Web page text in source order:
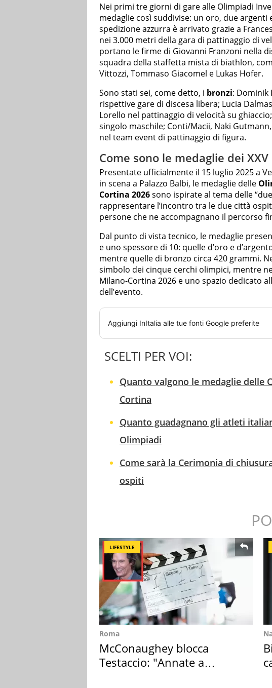
Nei primi tre giorni di gare alle Olimpiadi
medaglie così suddivise: un oro, due argenti
spedizione azzurra è arrivato grazie a
nei 3.000 metri della gara di pattinaggio di
portano le firme di Giovanni Franzoni nella
squadra della staffetta mista di biathlon,
Vittozzi, Tommaso Giacomel e Lukas Hofer.
Sono stati sei, come detto, i bronzi: Dominik
rispettive gare di discesa libera; Lucia
Lorello nel pattinaggio di velocità su
singolo maschile; Conti/Macii, Naki
nel team event di pattinaggio di figura.
Come sono le medaglie dei
Presentate ufficialmente il 15 luglio 2025 a
in scena a Palazzo Balbi, le medaglie delle
Cortina 2026sono ispirate al tema delle
rappresentare l’incontro tra le due città
persone che ne accompagnano il percorso
Dal punto di vista tecnico, le medaglie
e uno spessore di 10: quelle d’oro e
mentre quelle di bronzo circa 420 grammi.
simbolo dei cinque cerchi olimpici, mentre
Milano-Cortina 2026 e uno spazio dedicato
dell’evento.
Aggiungi InItalia alle tue fonti Google preferite
SCELTI PER VOI:
Quanto valgono le medaglie delle
Cortina
Quanto guadagnano gli atleti
Olimpiadi
Come sarà la Cerimonia di
ospiti
LIFESTYLE
Roma
McConaughey blocca
Testaccio: "Annate a